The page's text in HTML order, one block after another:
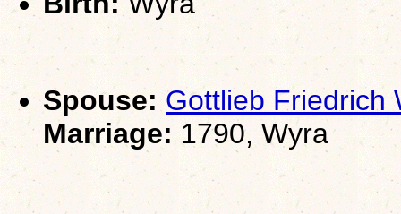
Spouse: Gottlieb Friedrich
Marriage: 1790, Wyra